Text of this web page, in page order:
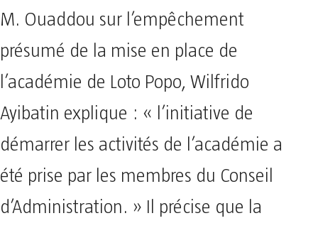
M. Ouaddou sur l’empêchement
présumé de la mise en place de
l’académie de Loto Popo, Wilfrido
Ayibatin explique : « l’initiative de
démarrer les activités de l’académie a
été prise par les membres du Conseil
d’Administration. » Il précise que la